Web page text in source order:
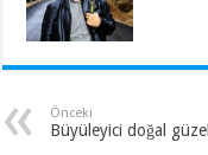
Önceki
Büyüleyici doğal